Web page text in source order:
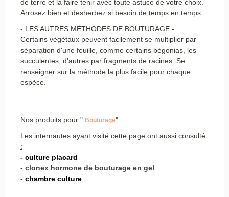
de terre et la faire tenir avec toute astuce de votre choix.
Arrosez bien et desherbez si besoin de temps en temps.
- LES AUTRES MÉTHODES DE BOUTURAGE -
Certains végétaux peuvent facilement se multiplier par
séparation d'une feuille, comme certains bégonias, les
succulentes, d'autres par fragments de racines. Se
renseigner sur la méthode la plus facile pour chaque
espèce.
Nos produits pour " Bouturage"
Les internautes ayant visité cette page ont aussi consulté
:
- culture placard
- clonex hormone de bouturage en gel
- chambre culture